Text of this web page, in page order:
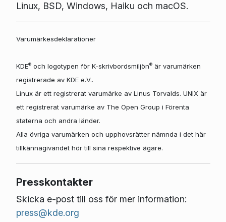
Linux, BSD, Windows, Haiku och macOS.
Varumärkesdeklarationer
KDE®och logotypen för K-skrivbordsmiljön®är varumärken
registrerade av KDE e.V..
Linux är ett registrerat varumärke av Linus Torvalds. UNIX är
ett registrerat varumärke av The Open Group i Förenta
staterna och andra länder.
Alla övriga varumärken och upphovsrätter nämnda i det här
tillkännagivandet hör till sina respektive ägare.
Presskontakter
Skicka e-post till oss för mer information:
press@kde.org